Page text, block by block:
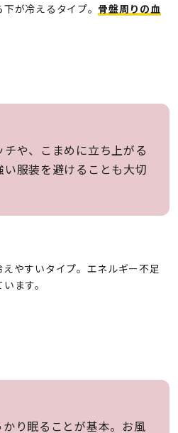
が冷えるタイプ。 骨盤周りの血
や、こまめに立ち上がる
服装を避けることも大切
やすいタイプ。エネルギー不足
ます。
り眠ることが基本。お風